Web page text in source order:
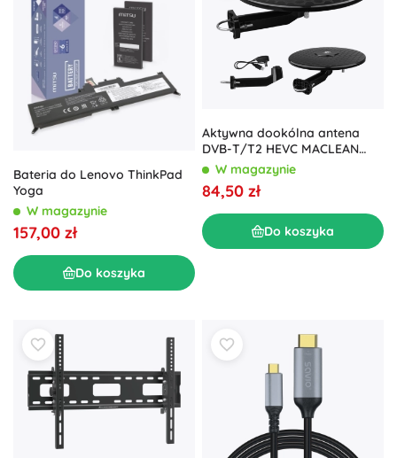
Bateria do Lenovo ThinkPad
Yoga
W magazynie
157,00 zł
Do koszyka
Aktywna dookólna antena
DVB-T/T2 HEVC MACLEAN
MCTV-102
W magazynie
84,50 zł
Do koszyka